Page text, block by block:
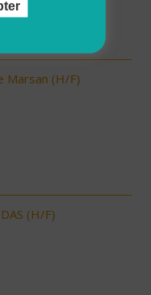
Marsan (H/F)
(H/F)